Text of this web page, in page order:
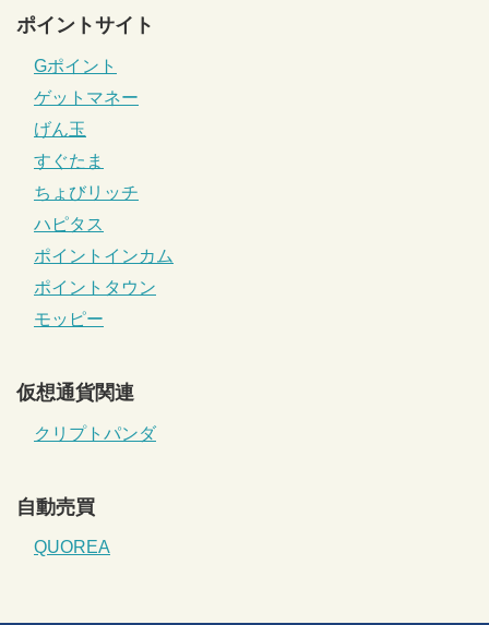
ポイントサイト
Gポイント
ゲットマネー
げん玉
すぐたま
ちょびリッチ
ハピタス
ポイントインカム
ポイントタウン
モッピー
仮想通貨関連
クリプトパンダ
自動売買
QUOREA